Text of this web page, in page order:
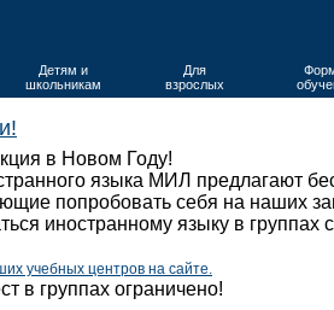
Детям и
школьникам
Для
взрослых
в Новом Году!
языка МИЛ предлагают
попробовать себя на наших
иностранному языку в группах
учебных центров на сайте.
в группах ограничено!